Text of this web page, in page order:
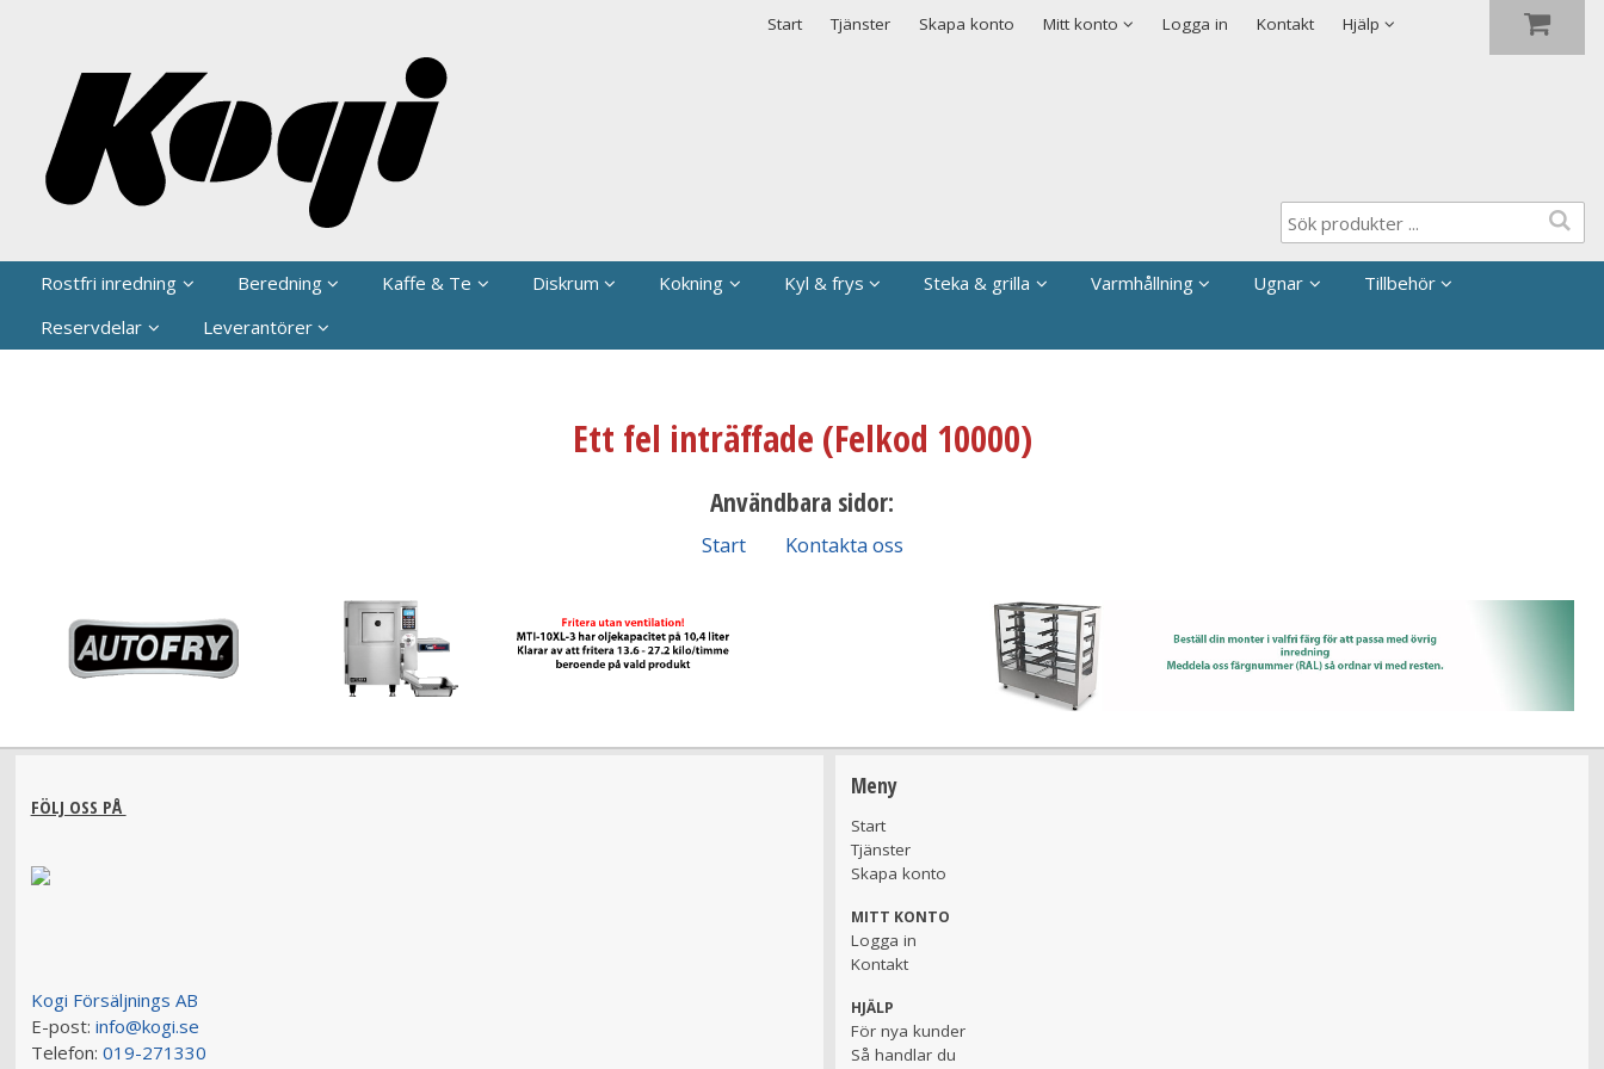
Start Tjänster Skapa konto Mitt konto Logga in Kontakt Hjälp
Säkerhet & Cookies
Rostfri inredning Beredning Kaffe & Te Diskrum Kokning Kyl & frys Steka & grilla Varmhållning Ugnar
Tillbehör
Reservdelar
Leverantörer
Ett fel inträffade (Felkod 10000)
Användbara sidor:
Start Kontakta oss
FÖLJ OSS PÅ
Kogi Försäljnings AB
E-post: info@kogi.se
Telefon: 019-271330
Meny
Start
Tjänster
Skapa konto
MITT KONTO
Logga in
Kontakt
HJÄLP
För nya kunder
Så handlar du